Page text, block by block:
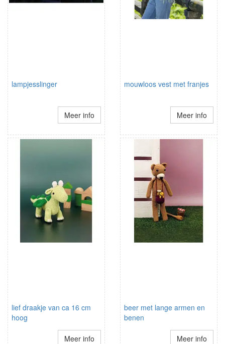
lampjesslinger
Meer info
mouwloos vest met franjes
Meer info
lief draakje van ca 16 cm
hoog
Meer info
beer met lange armen en
benen
Meer info